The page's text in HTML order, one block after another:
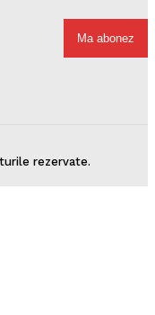
Ma abonez
rezervate.